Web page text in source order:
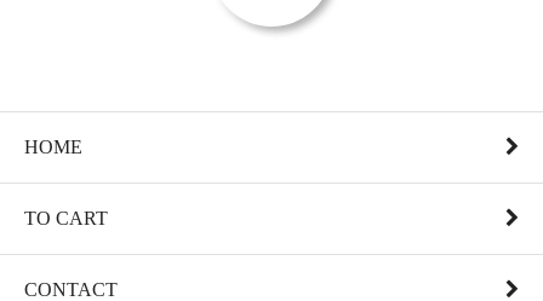
HOME
TO CART
CONTACT